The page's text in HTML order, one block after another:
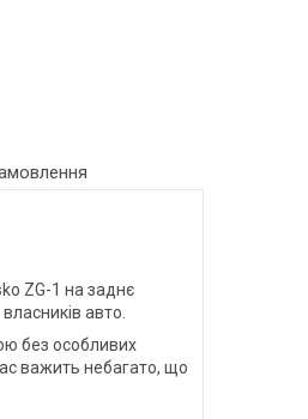
ZG-1 на заднє
авто.
без особливих
важить небагато, що